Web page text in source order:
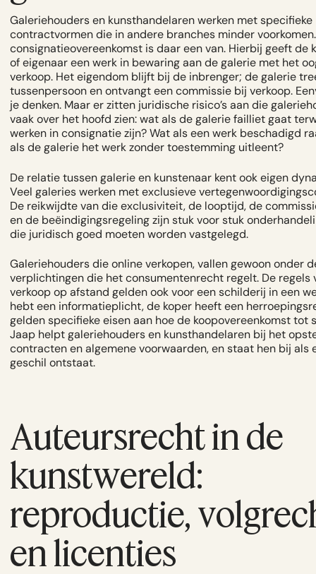
Galeriehouders en kunsthandelaren werken met specifieke
contractvormen die in andere branches minder
consignatieovereenkomst is daar een van. Hierbij geeft de
of eigenaar een werk in bewaring aan de galerie met het
verkoop. Het eigendom blijft bij de inbrenger; de galerie
tussenpersoon en ontvangt een commissie bij verkoop.
je denken. Maar er zitten juridische risico’s aan die
vaak over het hoofd zien: wat als de galerie failliet gaat
werken in consignatie zijn? Wat als een werk beschadigd
als de galerie het werk zonder toestemming uitleent?
De relatie tussen galerie en kunstenaar kent ook eigen
Veel galeries werken met exclusieve
De reikwijdte van die exclusiviteit, de looptijd, de
en de beëindigingsregeling zijn stuk voor stuk
die juridisch goed moeten worden vastgelegd.
Galeriehouders die online verkopen, vallen gewoon onder
verplichtingen die het consumentenrecht regelt. De regels
verkoop op afstand gelden ook voor een schilderij in een
hebt een informatieplicht, de koper heeft een
gelden specifieke eisen aan hoe de koopovereenkomst tot
Jaap helpt galeriehouders en kunsthandelaren bij het
contracten en algemene voorwaarden, en staat hen bij als
geschil ontstaat.
Auteursrecht in de
kunstwereld:
reproductie,
en licenties